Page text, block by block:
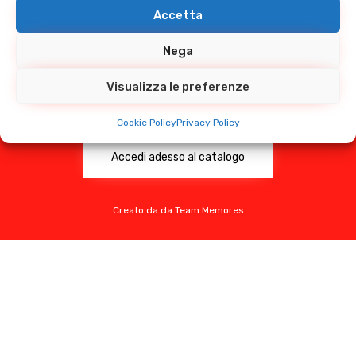
Accetta
Nega
Visualizza le preferenze
Cookie PolicyPrivacy Policy
Guarda il nostro
catalogo prodotti
Centinaia di prodotti per l'industria alimentare,
acque.
Accedi adesso al catalogo
Creato da da Team Memores